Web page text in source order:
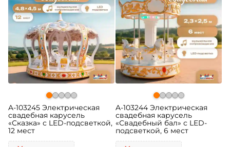
A-103245 Электрическая
свадебная карусель
«Сказка» с LED-подсветкой,
12 мест
A-103244 Электрическая
свадебная карусель
«Свадебный бал» с LED-
подсветкой, 6 мест